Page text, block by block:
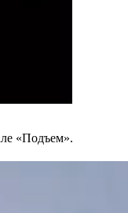
«Подъем».